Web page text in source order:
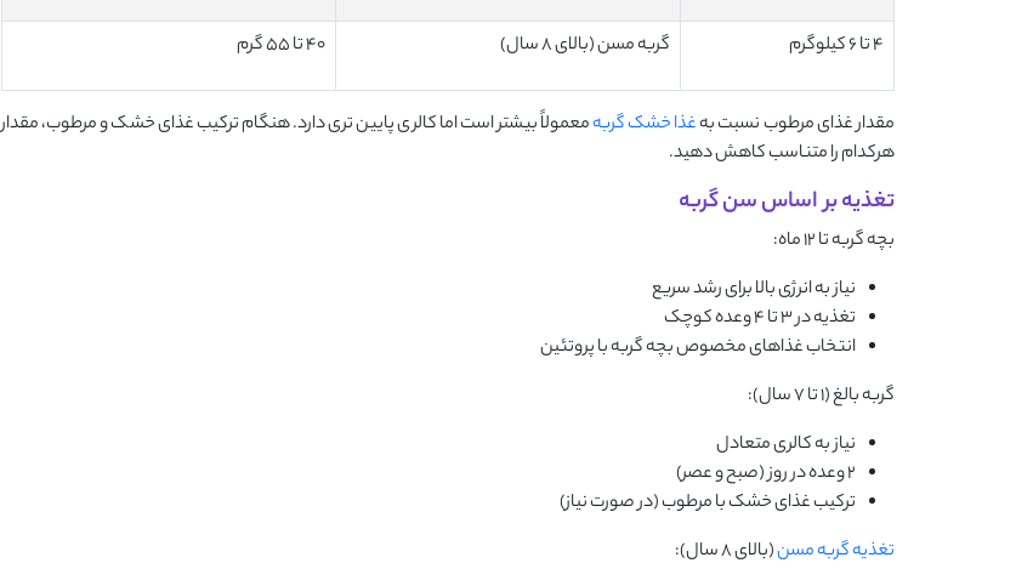
4 تا 6 کیلوگرم گربه مسن (بالای 8 سال) 40 تا 55 گرم
مقدار غذای مرطوب نسبت بهغذا خشک گربهمعمولاً بیشتر است اما کالری پایین ‌تری دارد. هنگام ترکیب غذای خشک و مرطوب، مقدار
هرکدام را متناسب کاهش دهید.
تغذیه بر اساس سن گربه
بچه گربه تا 12 ماه:
نیاز به انرژی بالا برای رشد سریع
تغذیه در 3 تا 4 وعده کوچک
انتخاب غذاهای مخصوص بچه گربه با پروتئین
گربه بالغ (1 تا 7 سال):
نیاز به کالری متعادل
2 وعده در روز (صبح و عصر)
ترکیب غذای خشک با مرطوب (در صورت نیاز)
تغذیه گربه مسن(بالای 8 سال):